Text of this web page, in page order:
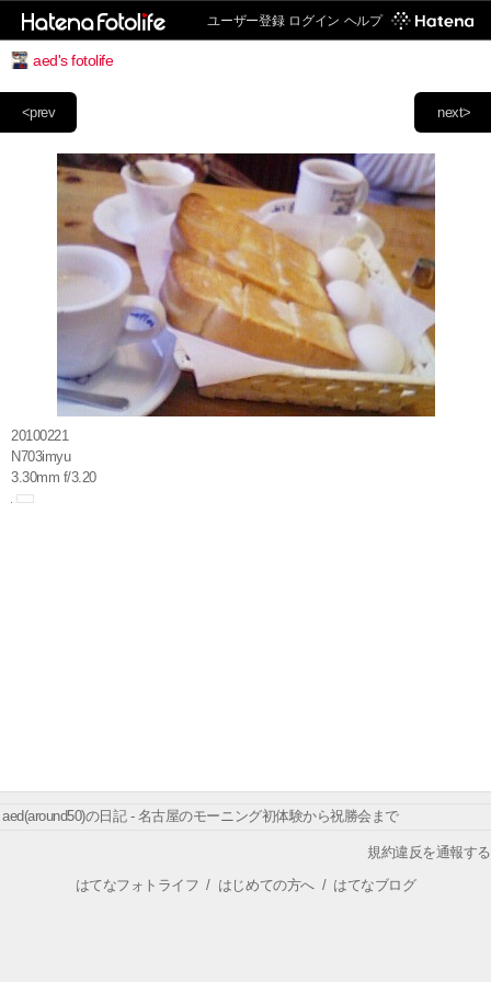
ユーザー登録 ログイン ヘルプ
aed's fotolife
next>
<prev
20100221
N703imyu
3.30mm f/3.20
aed(around50)の日記 - 名古屋のモーニング初体験から祝勝会まで
規約違反を通報する
はてなフォトライフ / はじめての方へ/ はてなブログ